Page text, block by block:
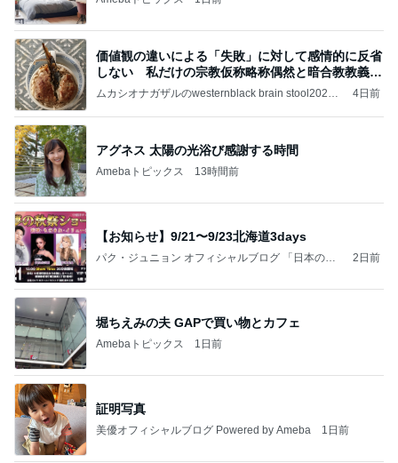
価値観の違いによる「失敗」に対して感情的に反省
しない 私だけの宗教仮称略称偶然と暗合教教義候
補
ムカシオナガザルのwesternblack brain stool2024
ガザル
4日前
アグネス 太陽の光浴び感謝する時間
Amebaトピックス 13時間前
【お知らせ】9/21〜9/23北海道3days
パク・ジュニョン オフィシャルブログ 「日本の
2日前
堀ちえみの夫 GAPで買い物とカフェ
Amebaトピックス 1日前
証明写真
美優オフィシャルブログ Powered by Ameba 1日前